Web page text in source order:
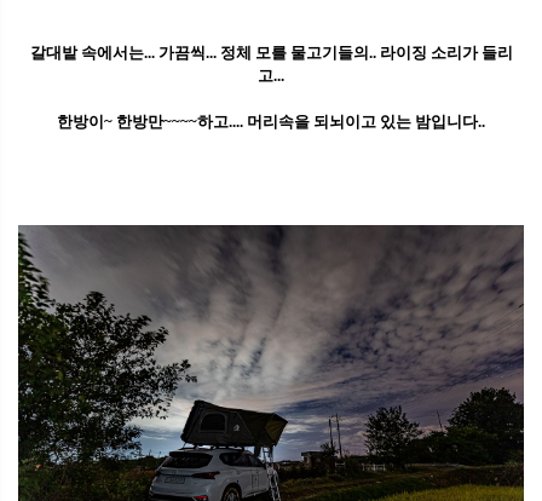
갈대밭 속에서는... 가끔씩... 정체 모를 물고기들의.. 라이징 소리가 들리
고...
한방이~ 한방만~~~~하고.... 머리속을 되뇌이고 있는 밤입니다..